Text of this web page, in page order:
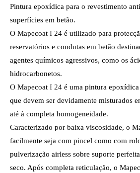
Pintura epoxídica para o revestimento
superfícies em betão.
O Mapecoat I 24 é utilizado para
reservatórios e condutas em betão
agentes químicos agressivos, como os
hidrocarbonetos.
O Mapecoat I 24 é uma pintura
que devem ser devidamente misturados
até à completa homogeneidade.
Caracterizado por baixa viscosidade, o
facilmente seja com pincel como com
pulverização airless sobre suporte
seco. Após completa reticulação, o